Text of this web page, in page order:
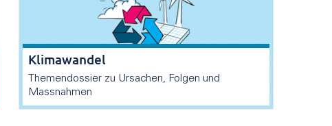
Klimawandel
Themendossier zu Ursachen, Folgen und
Massnahmen